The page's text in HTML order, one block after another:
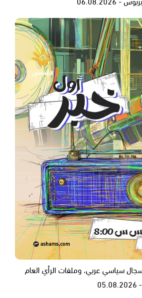
سياسي عربي، وملفات الرأي العام